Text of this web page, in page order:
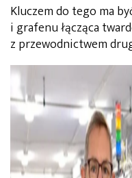
Kluczem do tego ma
i grafenu łącząca
z przewodnictwem